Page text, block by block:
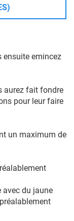
ensuite emincez
aurez fait fondre
pour leur faire
un maximum de
avec du jaune